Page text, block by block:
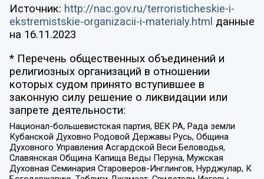
Источник: http://nac.gov.ru/terroristicheskie-i-
ekstremistskie-organizacii-i-materialy.html данные
на 16.11.2023
* Перечень общественных объединений и
религиозных организаций в отношении
которых судом принято вступившее в
законную силу решение о ликвидации или
запрете деятельности:
Национал-большевистская партия, ВЕК РА, Рада земли
Кубанской Духовно Родовой Державы Русь, Община
Духовного Управления Асгардской Веси Беловодья,
Славянская Община Капища Веды Перуна, Мужская
Духовная Семинария Староверов-Инглингов, Нурджулар, К